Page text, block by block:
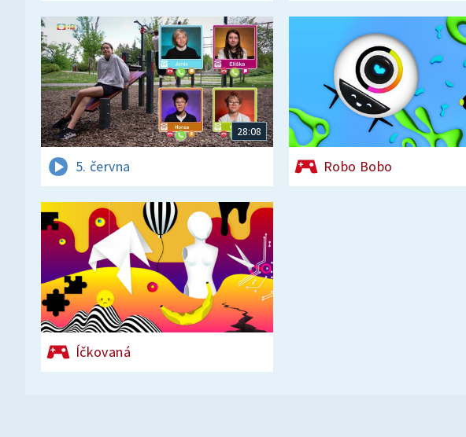
28:08
5. června Robo Bobo
Íčkovaná